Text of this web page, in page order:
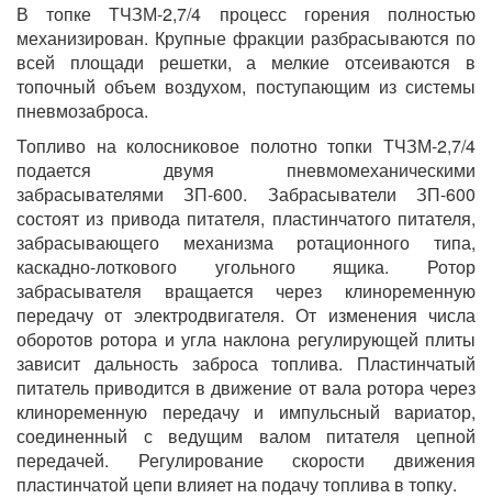
В топке ТЧЗМ-2,7/4 процесс горения полностью
механизирован. Крупные фракции разбрасываются по
всей площади решетки, а мелкие отсеиваются в
топочный объем воздухом, поступающим из системы
пневмозаброса.
Топливо на колосниковое полотно топки ТЧЗМ-2,7/4
подается двумя пневмомеханическими
забрасывателями ЗП-600. Забрасыватели ЗП-600
состоят из привода питателя, пластинчатого питателя,
забрасывающего механизма ротационного типа,
каскадно-лоткового угольного ящика. Ротор
забрасывателя вращается через клиноременную
передачу от электродвигателя. От изменения числа
оборотов ротора и угла наклона регулирующей плиты
зависит дальность заброса топлива. Пластинчатый
питатель приводится в движение от вала ротора через
клиноременную передачу и импульсный вариатор,
соединенный с ведущим валом питателя цепной
передачей. Регулирование скорости движения
пластинчатой цепи влияет на подачу топлива в топку.